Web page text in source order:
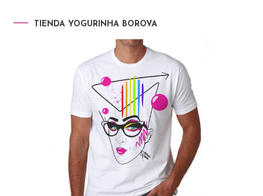
TIENDA YOGURINHA BOROVA